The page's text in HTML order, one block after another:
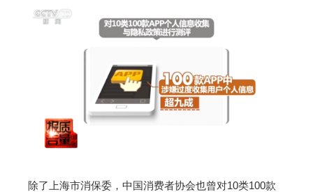
除了上海市消保委，中国消费者协会也曾对10类100款